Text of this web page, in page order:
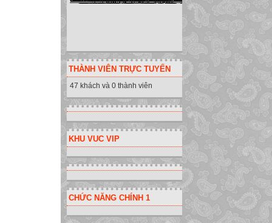
THÀNH VIÊN TRỰC TUYẾN
47 khách và 0 thành viên
KHU VUC VIP
CHỨC NĂNG CHÍNH 1